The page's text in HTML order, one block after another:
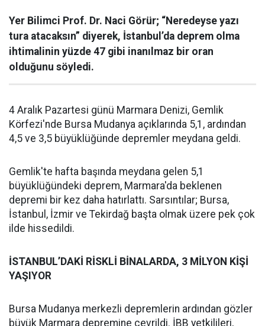
Yer Bilimci Prof. Dr. Naci Görür; “Neredeyse yazı
tura atacaksın” diyerek, İstanbul’da deprem olma
ihtimalinin yüzde 47 gibi inanılmaz bir oran
olduğunu söyledi.
4 Aralık Pazartesi günü Marmara Denizi, Gemlik
Körfezi'nde Bursa Mudanya açıklarında 5,1, ardından
4,5 ve 3,5 büyüklüğünde depremler meydana geldi.
Gemlik'te hafta başında meydana gelen 5,1
büyüklüğündeki deprem, Marmara'da beklenen
depremi bir kez daha hatırlattı. Sarsıntılar; Bursa,
İstanbul, İzmir ve Tekirdağ başta olmak üzere pek çok
ilde hissedildi.
İSTANBUL’DAKİ RİSKLİ BİNALARDA, 3 MİLYON KİŞİ
YAŞIYOR
Bursa Mudanya merkezli depremlerin ardından gözler
büyük Marmara depremine çevrildi. İBB yetkilileri,